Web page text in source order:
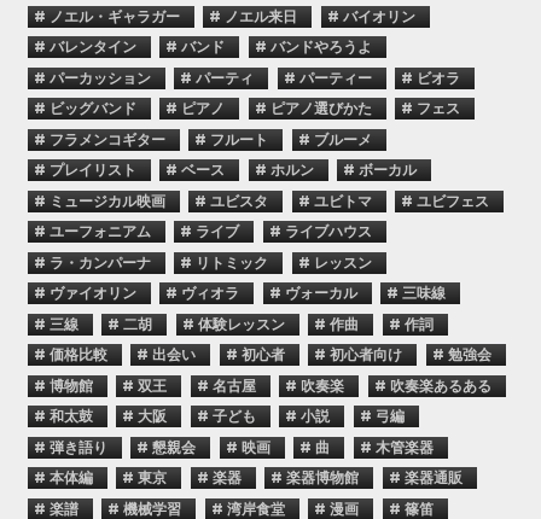
# ノエル・ギャラガー
# ノエル来日
# バイオリン
# バレンタイン
# バンド
# バンドやろうよ
# パーカッション
# パーティ # パーティー
# ビオラ
# ビッグバンド
# ピアノ # ピアノ選びかた
# フェス
# フラメンコギター
# フルート
# ブルーメ
# プレイリスト
# ベース # ホルン
# ボーカル
# ミュージカル映画
# ユビスタ # ユビトマ
# ユビフェス
# ユーフォニアム
# ライブ
# ライブハウス
# ラ・カンパーナ
# リトミック
# レッスン
# ヴァイオリン
# ヴィオラ # ヴォーカル
# 三味線
# 三線
# 二胡 # 体験レッスン # 作曲
# 作詞
# 価格比較
# 出会い # 初心者 # 初心者向け
# 勉強会
# 博物館
# 双王 # 名古屋 # 吹奏楽
# 吹奏楽あるある
# 和太鼓
# 大阪 # 子ども # 小説
# 弓編
# 弾き語り
# 懇親会 # 映画 # 曲
# 木管楽器
# 本体編
# 東京 # 楽器 # 楽器博物館
# 楽器通販
# 楽譜
# 機械学習 # 湾岸食堂 # 漫画
# 篠笛